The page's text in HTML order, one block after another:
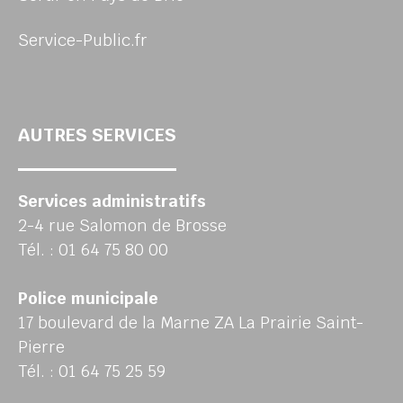
Service-Public.fr
AUTRES SERVICES
Services administratifs
2-4 rue Salomon de Brosse
Tél. : 01 64 75 80 00
Police municipale
17 boulevard de la Marne ZA La Prairie Saint-
Pierre
Tél. : 01 64 75 25 59